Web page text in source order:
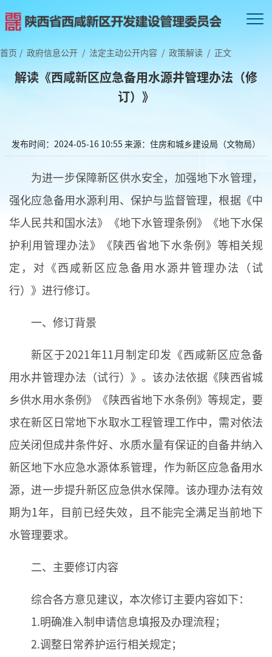
首页 / 政府信息公开 / 法定主动公开内容 / 政策解读 / 正文
解读《西咸新区应急备用水源井管理办法（修
订）》
发布时间：2024-05-16 10:55 来源：住房和城乡建设局（文物局）
为进一步保障新区供水安全，加强地下水管理，
强化应急备用水源利用、保护与监督管理，根据《中
华人民共和国水法》《地下水管理条例》《地下水保
护利用管理办法》《陕西省地下水条例》等相关规
定，对《西咸新区应急备用水源井管理办法（试
行）》进行修订。
一、修订背景
新区于2021年11月制定印发《西咸新区应急备
用水井管理办法（试行）》。该办法依据《陕西省城
乡供水用水条例》《陕西省地下水条例》等规定，要
求在新区日常地下水取水工程管理工作中，需对依法
应关闭但成井条件好、水质水量有保证的自备井纳入
新区地下水应急水源体系管理，作为新区应急备用水
源，进一步提升新区应急供水保障。该办理办法有效
期为1年，目前已经失效，且不能完全满足当前地下
水管理要求。
二、主要修订内容
综合各方意见建议，本次修订主要内容如下：
1.明确准入制申请信息填报及办理流程；
2.调整日常养护运行相关规定；